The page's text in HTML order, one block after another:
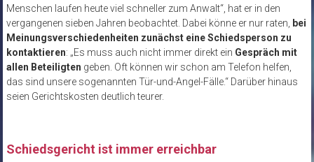
Menschen laufen heute viel schneller zum Anwalt“, hat er in den
vergangenen sieben Jahren beobachtet. Dabei könne er nur raten, bei
Meinungsverschiedenheiten zunächst eine Schiedsperson zu
kontaktieren: „Es muss auch nicht immer direkt ein Gespräch mit
allen Beteiligten geben. Oft können wir schon am Telefon helfen,
das sind unsere sogenannten Tür-und-Angel-Fälle.“ Darüber hinaus
seien Gerichtskosten deutlich teurer.
Schiedsgericht ist immer erreichbar